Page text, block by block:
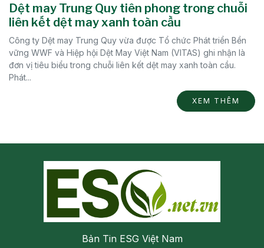
Dệt may Trung Quy tiên phong trong chuỗi
liên kết dệt may xanh toàn cầu
Công ty Dệt may Trung Quy vừa được Tổ chức Phát triển Bền
vững WWF và Hiệp hội Dệt May Việt Nam (VITAS) ghi nhận là
đơn vị tiêu biểu trong chuỗi liên kết dệt may xanh toàn cầu.
Phát...
XEM THÊM
Bản Tin ESG Việt Nam